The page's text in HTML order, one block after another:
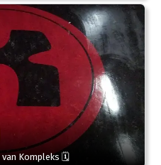
Kompleks 🗓